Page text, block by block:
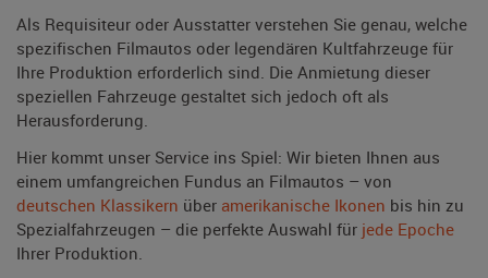
Als Requisiteur oder Ausstatter verstehen Sie genau, welche
spezifischen Filmautos oder legendären Kultfahrzeuge für
Ihre Produktion erforderlich sind. Die Anmietung dieser
speziellen Fahrzeuge gestaltet sich jedoch oft als
Herausforderung.
Hier kommt unser Service ins Spiel: Wir bieten Ihnen aus
einem umfangreichen Fundus an Filmautos – von
deutschen Klassikern über amerikanische Ikonen bis hin zu
Spezialfahrzeugen – die perfekte Auswahl für jede Epoche
Ihrer Produktion.